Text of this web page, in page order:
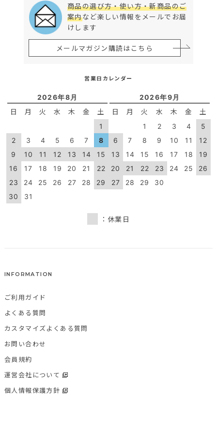
商品の選び方・使い方・新商品のご
案内など楽しい情報をメールでお届
けします
メールマガジン購読はこちら
営業日カレンダー
2026年8月
日 月 火 水 木 金 土
1
2
3 4 5 6 7
8
9
10 11 12 13 14
15
16
17 18 19 20 21
22
23
24 25 26 27 28
29
30
31
2026年9月
日 月 火 水 木 金 土
1 2 3 4
5
6
7 8 9 10 11
12
13
14 15 16 17 18
19
20
21 22 23 24 25
26
27
28 29 30
：休業日
INFORMATION
ご利用ガイド
よくある質問
カスタマイズよくある質問
お問い合わせ
会員規約
運営会社について
個人情報保護方針